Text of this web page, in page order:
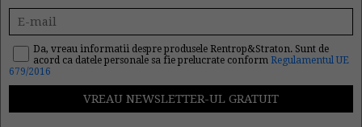
Rezervarea denumirii
firmei la nivel national,
mai rapida si mai ieftina
29/01/2009
Da, vreau informatii despre produsele Rentrop&Straton. Sunt de
acord ca datele personale sa fie prelucrate conform Regulamentul UE
679/2016